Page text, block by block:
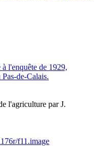
l'enquête de 1929,
de-Calais.
l'agriculture par J.
f11.image